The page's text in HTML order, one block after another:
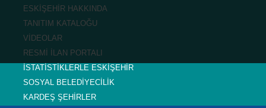
ESKİŞEHİR HAKKINDA
TANITIM KATALOĞU
VİDEOLAR
RESMİ İLAN PORTALI
İSTATİSTİKLERLE ESKİŞEHİR
SOSYAL BELEDİYECİLİK
KARDEŞ ŞEHİRLER